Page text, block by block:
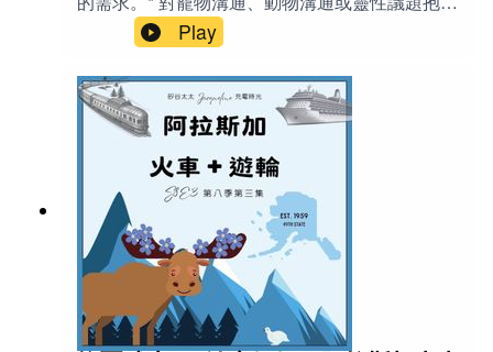
抄襲者、模仿者 🌟重點與金句- 人生需要和諧與
不和諧的張力，才能成為「有意思」的故事。 -
油然而生。 - 品味是客觀標準（社會文化環境）
與主觀感覺的綜合。 - 外表與生活環境讓自己舒
服時，會自然呈現鬆弛感，吸引適合的人事物。 -
「真正的謙虛，是擁有對自己的優缺點、長短
處，100%正確的訊息。」 - 「有時候，東施效
顰，真正的西施，是不會在意的。（如果在意，
可見我們大概還不是西施。還有進步空間）」 -
「世界上沒有什麼物質的東西，能增加、或減少
我的價值。」 🎙️相關老節目：S8E2 配得感：你的
幸福容量，承接自我價值的能力S8E1 你配得幸福
嗎？破解「配得感」迷思：非吸引力法則S7E18
談「鬆弛感」：天塌下來都撐得住？S7E2 「覺
好奇，但仍保持理性思考。* 相信動物擁有情感與
意識，希望建立更深層的人寵關係。* 喜歡聽真實
故事，而不是刻意神化的超自然經驗。* 希望從生
活中的小故事，得到關於陪伴、同理與愛的啟
發。即使你對寵物溝通完全不相信，這一集也許
仍能讓你對「溝通」這件事，產生一些新的觀點
✍️節目說明你想知道你的寵物在想些什麼嗎？你
相信，有些人真的可以接收到你的寵物想說什麼
嗎？這一集，我分享自己一次接受「寵物溝通」
的真實經驗。原本只是抱著半信半疑的態度，想
請一位正在學習動物溝通的朋友，幫我了解魚缸
裡的孔雀魚是否吃得足夠，以及家裡的小狗荔汁
是否有什麼說不出口的願望。沒想到，魚兒「想
要更多光線」的一句訊息，竟促使我重新打造一
Play